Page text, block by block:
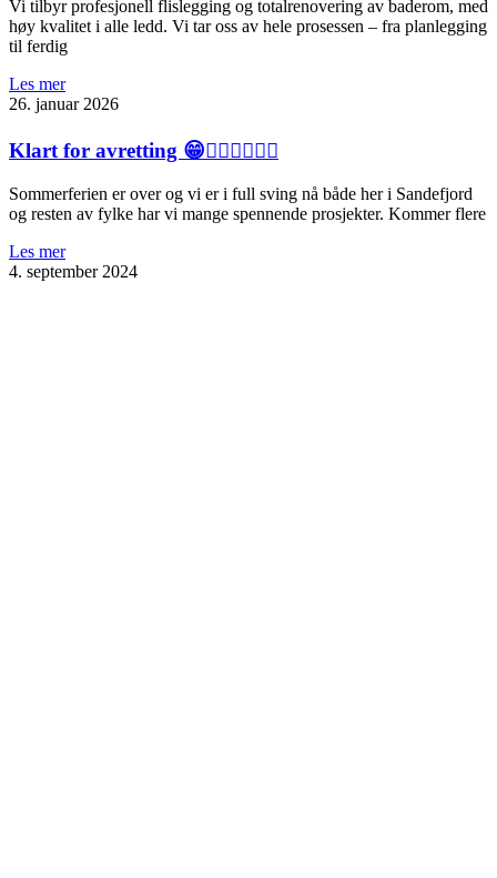
Vi tilbyr profesjonell flislegging og totalrenovering av baderom, med
høy kvalitet i alle ledd. Vi tar oss av hele prosessen – fra planlegging
til ferdig
Les mer
26. januar 2026
Klart for avretting 😁👍🏻💪🏻👊🏻
Sommerferien er over og vi er i full sving nå både her i Sandefjord
og resten av fylke har vi mange spennende prosjekter. Kommer flere
Les mer
4. september 2024